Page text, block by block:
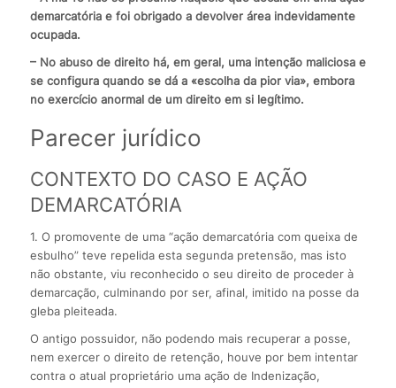
demarcatória e foi obrigado a devolver área indevidamente
ocupada.
– No abuso de direito há, em geral, uma intenção maliciosa e
se configura quando se dá a «escolha da pior via», embora
no exercício anormal de um direito em si legítimo.
Parecer jurídico
CONTEXTO DO CASO E AÇÃO
DEMARCATÓRIA
1. O promovente de uma “ação demarcatória com queixa de
esbulho” teve repelida esta segunda pretensão, mas isto
não obstante, viu reconhecido o seu direito de proceder à
demarcação, culminando por ser, afinal, imitido na posse da
gleba pleiteada.
O antigo possuidor, não podendo mais recuperar a posse,
nem exercer o direito de retenção, houve por bem intentar
contra o atual proprietário uma ação de Indenização,